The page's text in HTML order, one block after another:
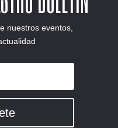
nuestros eventos,